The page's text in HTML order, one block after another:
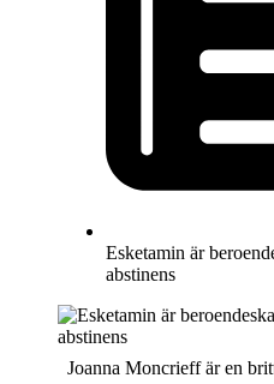
Esketamin är
abstinens
Joanna Moncrieff är en